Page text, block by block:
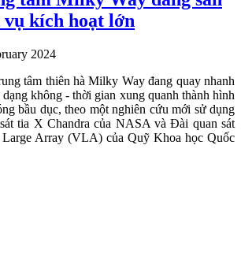
vụ kích hoạt lớn
2024
tâm thiên hà Milky Way đang quay nhanh
không - thời gian xung quanh thành hình
bầu dục, theo một nghiên cứu mới sử dụng
tia X Chandra của NASA và Đài quan sát
Array (VLA) của Quỹ Khoa học Quốc